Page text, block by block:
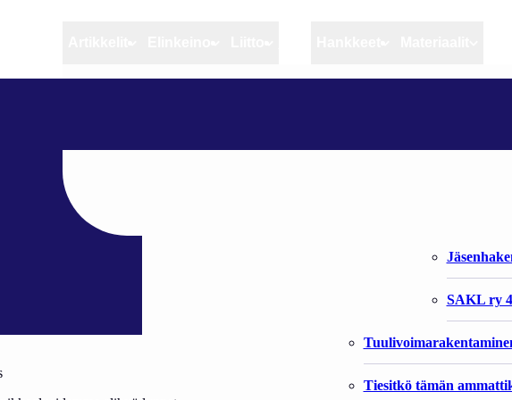
Artikkelit Elinkeino
Rannikko ja
Elinkeinokalatalouden
Kalat ja kalatalous
Vahinkoeläimet
Tiesitkö tämän
Liitto
Liiton
SAKL ry